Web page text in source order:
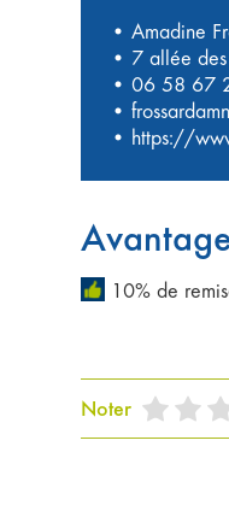
• Amadine
• 7 allée
• 06 58 67
•
• https://
10% de
Noter